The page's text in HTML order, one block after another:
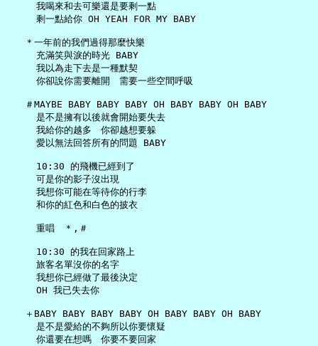
     我喝來和去可樂還是要剩一點
     剩一點給你 OH YEAH FOR MY BABY
   ＊一年前的我們過得那麼快樂
     充滿笑與淚的時光 BABY
     我以為走下去是一種默契
     你卻說你需要離開　需要一些空間呼吸
   ＃MAYBE BABY BABY BABY OH BABY BABY OH BABY
     是不是擁有以後就會開始要失去
     我給你的越多　你卻越想要躲
     愛以無法回答所有的問題 BABY
     10:30 的飛機已經到了
     可是你的影子沒出現
     我想你可能在等待你的行李
     和你的紅色和白色的披衣
     重唱　＊,＃
     10:30 的我在回家路上
     旅客名單沒你的名字
     我想你已經做了最後決定
     OH 我已失去你
   ＋BABY BABY BABY BABY OH BABY BABY OH BABY
     是不是愛給的不夠所以你要懷疑
     你還要在想嗎　你要不要回家